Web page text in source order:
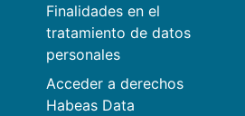
Finalidades en el
tratamiento de datos
personales
Acceder a derechos
Habeas Data